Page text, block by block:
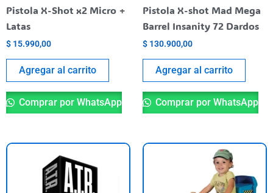
Pistola X-Shot x2 Micro +
Latas
$ 15.990,00
Agregar al carrito
Comprar por WhatsApp
Pistola X-shot Mad Mega
Barrel Insanity 72 Dardos
$ 130.900,00
Agregar al carrito
Comprar por WhatsApp